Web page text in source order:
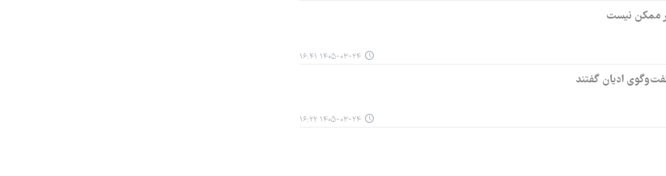
ممکن نیست
۱۴۰۵-۰۳-۲۴ ۱۶:۴۱
ادیان گفتند
۱۴۰۵-۰۳-۲۴ ۱۶:۲۲